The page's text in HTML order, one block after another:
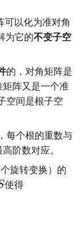
可以化为准对角
为它的不变子空
的，对角矩阵是
阵又是一个准
空间是根子空
每个根的重数与
阶数对应。
旋转变换）的
使得